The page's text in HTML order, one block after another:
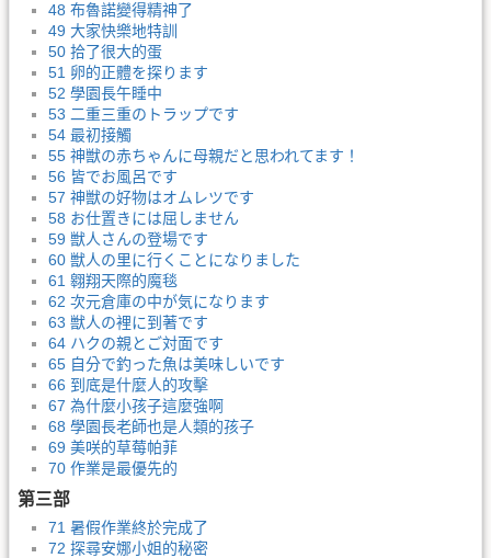
48 布魯諾變得精神了
49 大家快樂地特訓
50 拾了很大的蛋
51 卵的正體を探ります
52 學園長午睡中
53 二重三重のトラップです
54 最初接觸
55 神獣の赤ちゃんに母親だと思われてます！
56 皆でお風呂です
57 神獣の好物はオムレツです
58 お仕置きには屈しません
59 獣人さんの登場です
60 獣人の里に行くことになりました
61 翱翔天際的魔毯
62 次元倉庫の中が気になります
63 獣人の裡に到著です
64 ハクの親とご対面です
65 自分で釣った魚は美味しいです
66 到底是什麼人的攻擊
67 為什麼小孩子這麼強啊
68 學園長老師也是人類的孩子
69 美咲的草莓帕菲
70 作業是最優先的
第三部
71 暑假作業終於完成了
72 探尋安娜小姐的秘密